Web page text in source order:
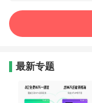
最新专题